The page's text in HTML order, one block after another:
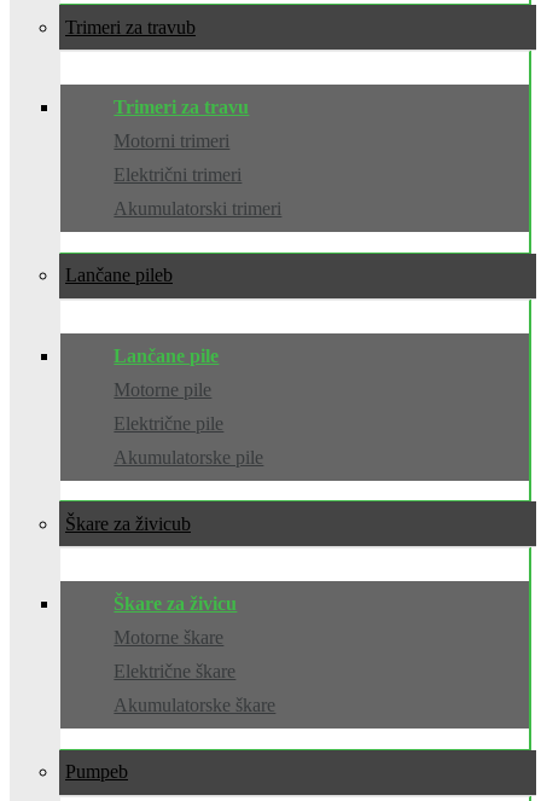
Trimeri za travu
Trimeri za travu
Motorni trimeri
Električni trimeri
Akumulatorski trimeri
Lančane pile
Lančane pile
Motorne pile
Električne pile
Akumulatorske pile
Škare za živicu
Škare za živicu
Motorne škare
Električne škare
Akumulatorske škare
Pumpe